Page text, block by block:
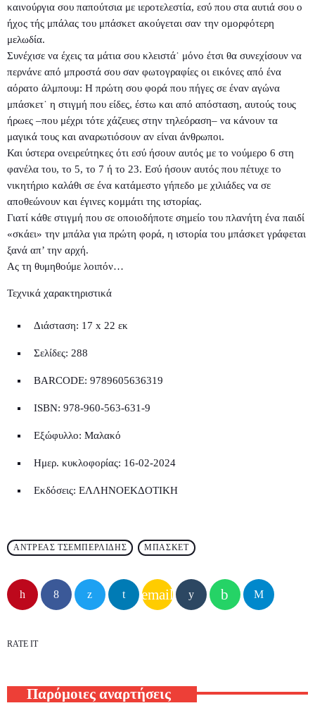
καινούργια σου παπούτσια με ιεροτελεστία, εσύ που στα αυτιά σου ο
ήχος τής μπάλας του μπάσκετ ακούγεται σαν την ομορφότερη
μελωδία.
Συνέχισε να έχεις τα μάτια σου κλειστά˙ μόνο έτσι θα συνεχίσουν να
περνάνε από μπροστά σου σαν φωτογραφίες οι εικόνες από ένα
αόρατο άλμπουμ: Η πρώτη σου φορά που πήγες σε έναν αγώνα
μπάσκετ˙ η στιγμή που είδες, έστω και από απόσταση, αυτούς τους
ήρωες –που μέχρι τότε χάζευες στην τηλεόραση– να κάνουν τα
μαγικά τους και αναρωτιόσουν αν είναι άνθρωποι.
Και ύστερα ονειρεύτηκες ότι εσύ ήσουν αυτός με το νούμερο 6 στη
φανέλα του, το 5, το 7 ή το 23. Εσύ ήσουν αυτός που πέτυχε το
νικητήριο καλάθι σε ένα κατάμεστο γήπεδο με χιλιάδες να σε
αποθεώνουν και έγινες κομμάτι της ιστορίας.
Γιατί κάθε στιγμή που σε οποιοδήποτε σημείο του πλανήτη ένα παιδί
«σκάει» την μπάλα για πρώτη φορά, η ιστορία του μπάσκετ γράφεται
ξανά απ’ την αρχή.
Ας τη θυμηθούμε λοιπόν…
Τεχνικά χαρακτηριστικά
Διάσταση: 17 x 22 εκ
Σελίδες: 288
BARCODE: 9789605636319
ISBN: 978-960-563-631-9
Εξώφυλλο: Μαλακό
Ημερ. κυκλοφορίας: 16-02-2024
Εκδόσεις: EΛΛΗΝΟΕΚΔΟΤΙΚΗ
ΑΝΤΡΕΑΣ ΤΣΕΜΠΕΡΛΊΔΗΣ ΜΠΆΣΚΕΤ
email
RATE IT
Παρόμοιες αναρτήσεις